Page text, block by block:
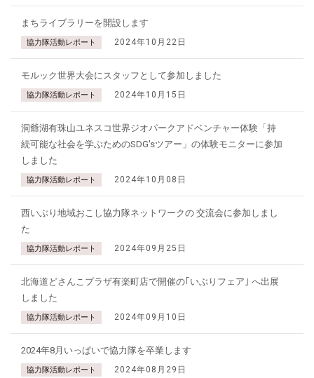
まちライブラリーを開設します
協力隊活動レポート 2024年10月22日
モルック世界大会にスタッフとして参加しました
協力隊活動レポート 2024年10月15日
洞爺湖有珠山ユネスコ世界ジオパークアドベンチャー体験「持
続可能な社会を学ぶためのSDG'sツアー」の体験モニターに参加
しました
協力隊活動レポート 2024年10月08日
西いぶり地域おこし協力隊ネットワークの 交流会に参加しまし
た
協力隊活動レポート 2024年09月25日
北海道どさんこプラザ有楽町店で開催の｢いぶりフェア｣ へ出展
しました
協力隊活動レポート 2024年09月10日
2024年8月いっぱいで協力隊を卒業します
協力隊活動レポート 2024年08月29日